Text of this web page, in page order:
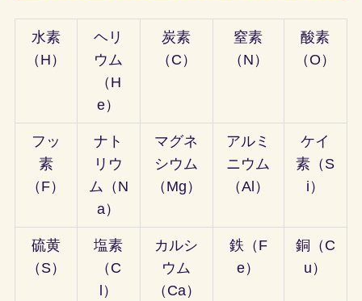
水素
（H）
ヘリ
ウム
（H
e）
炭素
（C）
窒素
（N）
酸素
（O）
フッ
素
（F）
ナト
リウ
ム（N
a）
マグネ
シウム
（Mg）
アルミ
ニウム
（Al）
ケイ
素（ S
i）
硫黄
（S）
塩素
（C
l）
カルシ
ウム
（Ca）
鉄（F
e）
銅（C
u）